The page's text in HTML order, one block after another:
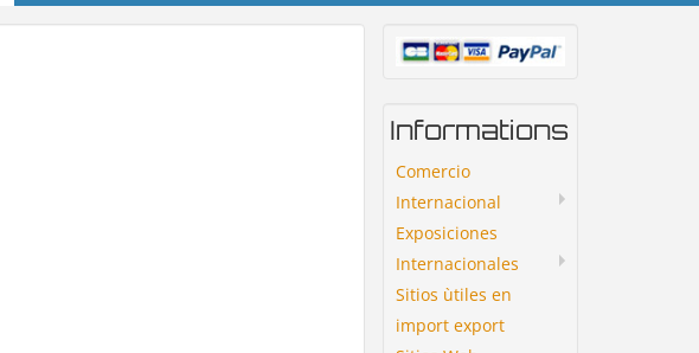
Informations
Comercio
Internacional
Exposiciones
Internacionales
Sitios ùtiles en
import export